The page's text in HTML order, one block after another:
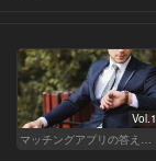
Vol.1
マッチングアプリの答えあわせ【A】～SEASON2～